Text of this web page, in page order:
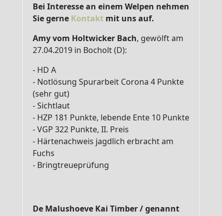
Bei Interesse an einem Welpen nehmen
Sie gerne Kontakt mit uns auf.
Amy vom Holtwicker Bach, gewölft am
27.04.2019 in Bocholt (D):
- HD A
- Notlösung Spurarbeit Corona 4 Punkte
(sehr gut)
- Sichtlaut
- HZP 181 Punkte, lebende Ente 10 Punkte
- VGP 322 Punkte, II. Preis
- Härtenachweis jagdlich erbracht am
Fuchs
- Bringtreueprüfung
De Malushoeve Kai Timber / genannt